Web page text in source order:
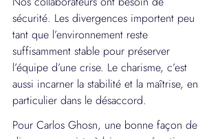
sécurité. Les divergences importent peu
tant que l’environnement reste
suffisamment stable pour préserver
l’équipe d’une crise. Le charisme, c’est
aussi incarner la stabilité et la maîtrise, en
particulier dans le désaccord.
Pour Carlos Ghosn, une bonne façon de